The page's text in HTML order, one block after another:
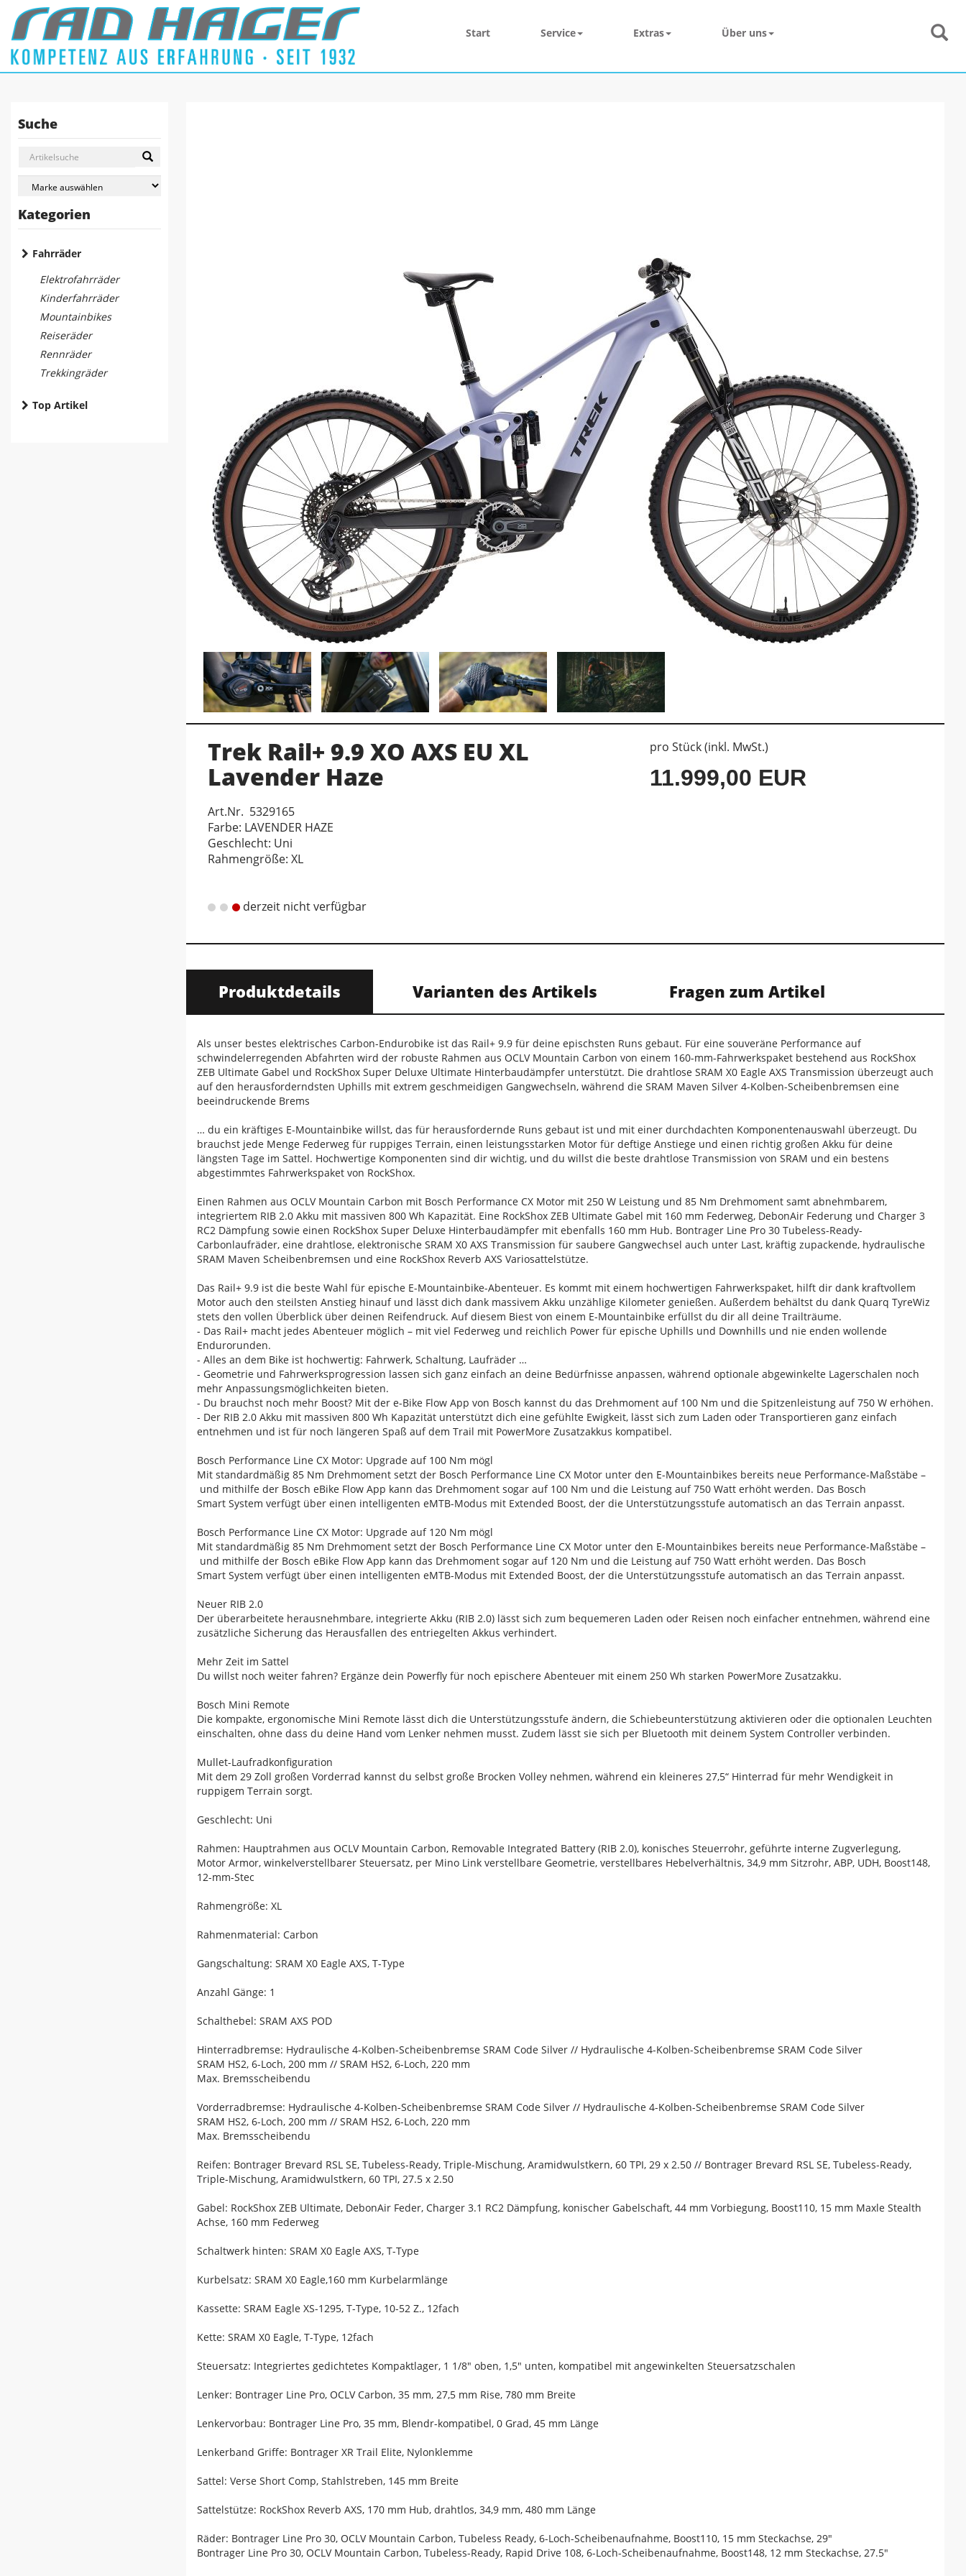
Start Service Extras Über uns
Suche
Kategorien
Fahrräder
Elektrofahrräder
Kinderfahrräder
Mountainbikes
Reiseräder
Rennräder
Trekkingräder
Top Artikel
Trek Rail+ 9.9 XO AXS EU XL
Lavender Haze
Art.Nr. 5329165
Farbe: LAVENDER HAZE
Geschlecht: Uni
Rahmengröße: XL
derzeit nicht verfügbar
pro Stück (inkl. MwSt.)
11.999,00 EUR
Produktdetails Varianten des Artikels Fragen zum Artikel
Als unser bestes elektrisches Carbon-Endurobike ist das Rail+ 9.9 für deine epischsten Runs gebaut. Für eine souveräne Performance auf
schwindelerregenden Abfahrten wird der robuste Rahmen aus OCLV Mountain Carbon von einem 160-mm-Fahrwerkspaket bestehend aus RockShox
ZEB Ultimate Gabel und RockShox Super Deluxe Ultimate Hinterbaudämpfer unterstützt. Die drahtlose SRAM X0 Eagle AXS Transmission überzeugt auch
auf den herausforderndsten Uphills mit extrem geschmeidigen Gangwechseln, während die SRAM Maven Silver 4-Kolben-Scheibenbremsen eine
beeindruckende Brems
… du ein kräftiges E-Mountainbike willst, das für herausfordernde Runs gebaut ist und mit einer durchdachten Komponentenauswahl überzeugt. Du
brauchst jede Menge Federweg für ruppiges Terrain, einen leistungsstarken Motor für deftige Anstiege und einen richtig großen Akku für deine
längsten Tage im Sattel. Hochwertige Komponenten sind dir wichtig, und du willst die beste drahtlose Transmission von SRAM und ein bestens
abgestimmtes Fahrwerkspaket von RockShox.
Einen Rahmen aus OCLV Mountain Carbon mit Bosch Performance CX Motor mit 250 W Leistung und 85 Nm Drehmoment samt abnehmbarem,
integriertem RIB 2.0 Akku mit massiven 800 Wh Kapazität. Eine RockShox ZEB Ultimate Gabel mit 160 mm Federweg, DebonAir Federung und Charger 3
RC2 Dämpfung sowie einen RockShox Super Deluxe Hinterbaudämpfer mit ebenfalls 160 mm Hub. Bontrager Line Pro 30 Tubeless-Ready-
Carbonlaufräder, eine drahtlose, elektronische SRAM X0 AXS Transmission für saubere Gangwechsel auch unter Last, kräftig zupackende, hydraulische
SRAM Maven Scheibenbremsen und eine RockShox Reverb AXS Variosattelstütze.
Das Rail+ 9.9 ist die beste Wahl für epische E-Mountainbike-Abenteuer. Es kommt mit einem hochwertigen Fahrwerkspaket, hilft dir dank kraftvollem
Motor auch den steilsten Anstieg hinauf und lässt dich dank massivem Akku unzählige Kilometer genießen. Außerdem behältst du dank Quarq TyreWiz
stets den vollen Überblick über deinen Reifendruck. Auf diesem Biest von einem E-Mountainbike erfüllst du dir all deine Trailträume.
- Das Rail+ macht jedes Abenteuer möglich – mit viel Federweg und reichlich Power für epische Uphills und Downhills und nie enden wollende
Endurorunden.
- Alles an dem Bike ist hochwertig: Fahrwerk, Schaltung, Laufräder …
- Geometrie und Fahrwerksprogression lassen sich ganz einfach an deine Bedürfnisse anpassen, während optionale abgewinkelte Lagerschalen noch
mehr Anpassungsmöglichkeiten bieten.
- Du brauchst noch mehr Boost? Mit der e-Bike Flow App von Bosch kannst du das Drehmoment auf 100 Nm und die Spitzenleistung auf 750 W erhöhen.
- Der RIB 2.0 Akku mit massiven 800 Wh Kapazität unterstützt dich eine gefühlte Ewigkeit, lässt sich zum Laden oder Transportieren ganz einfach
entnehmen und ist für noch längeren Spaß auf dem Trail mit PowerMore Zusatzakkus kompatibel.
Bosch Performance Line CX Motor: Upgrade auf 100 Nm mögl
Mit standardmäßig 85 Nm Drehmoment setzt der Bosch Performance Line CX Motor unter den E-Mountainbikes bereits neue Performance-Maßstäbe –
und mithilfe der Bosch eBike Flow App kann das Drehmoment sogar auf 100 Nm und die Leistung auf 750 Watt erhöht werden. Das Bosch
Smart System verfügt über einen intelligenten eMTB-Modus mit Extended Boost, der die Unterstützungsstufe automatisch an das Terrain anpasst.
Bosch Performance Line CX Motor: Upgrade auf 120 Nm mögl
Mit standardmäßig 85 Nm Drehmoment setzt der Bosch Performance Line CX Motor unter den E-Mountainbikes bereits neue Performance-Maßstäbe –
und mithilfe der Bosch eBike Flow App kann das Drehmoment sogar auf 120 Nm und die Leistung auf 750 Watt erhöht werden. Das Bosch
Smart System verfügt über einen intelligenten eMTB-Modus mit Extended Boost, der die Unterstützungsstufe automatisch an das Terrain anpasst.
Neuer RIB 2.0
Der überarbeitete herausnehmbare, integrierte Akku (RIB 2.0) lässt sich zum bequemeren Laden oder Reisen noch einfacher entnehmen, während eine
zusätzliche Sicherung das Herausfallen des entriegelten Akkus verhindert.
Mehr Zeit im Sattel
Du willst noch weiter fahren? Ergänze dein Powerfly für noch epischere Abenteuer mit einem 250 Wh starken PowerMore Zusatzakku.
Bosch Mini Remote
Die kompakte, ergonomische Mini Remote lässt dich die Unterstützungsstufe ändern, die Schiebeunterstützung aktivieren oder die optionalen Leuchten
einschalten, ohne dass du deine Hand vom Lenker nehmen musst. Zudem lässt sie sich per Bluetooth mit deinem System Controller verbinden.
Mullet-Laufradkonfiguration
Mit dem 29 Zoll großen Vorderrad kannst du selbst große Brocken Volley nehmen, während ein kleineres 27,5“ Hinterrad für mehr Wendigkeit in
ruppigem Terrain sorgt.
Geschlecht: Uni
Rahmen: Hauptrahmen aus OCLV Mountain Carbon, Removable Integrated Battery (RIB 2.0), konisches Steuerrohr, geführte interne Zugverlegung,
Motor Armor, winkelverstellbarer Steuersatz, per Mino Link verstellbare Geometrie, verstellbares Hebelverhältnis, 34,9 mm Sitzrohr, ABP, UDH, Boost148,
12-mm-Stec
Rahmengröße: XL
Rahmenmaterial: Carbon
Gangschaltung: SRAM X0 Eagle AXS, T-Type
Anzahl Gänge: 1
Schalthebel: SRAM AXS POD
Hinterradbremse: Hydraulische 4-Kolben-Scheibenbremse SRAM Code Silver // Hydraulische 4-Kolben-Scheibenbremse SRAM Code Silver
SRAM HS2, 6-Loch, 200 mm // SRAM HS2, 6-Loch, 220 mm
Max. Bremsscheibendu
Vorderradbremse: Hydraulische 4-Kolben-Scheibenbremse SRAM Code Silver // Hydraulische 4-Kolben-Scheibenbremse SRAM Code Silver
SRAM HS2, 6-Loch, 200 mm // SRAM HS2, 6-Loch, 220 mm
Max. Bremsscheibendu
Reifen: Bontrager Brevard RSL SE, Tubeless-Ready, Triple-Mischung, Aramidwulstkern, 60 TPI, 29 x 2.50 // Bontrager Brevard RSL SE, Tubeless-Ready,
Triple-Mischung, Aramidwulstkern, 60 TPI, 27.5 x 2.50
Gabel: RockShox ZEB Ultimate, DebonAir Feder, Charger 3.1 RC2 Dämpfung, konischer Gabelschaft, 44 mm Vorbiegung, Boost110, 15 mm Maxle Stealth
Achse, 160 mm Federweg
Schaltwerk hinten: SRAM X0 Eagle AXS, T-Type
Kurbelsatz: SRAM X0 Eagle,160 mm Kurbelarmlänge
Kassette: SRAM Eagle XS-1295, T-Type, 10-52 Z., 12fach
Kette: SRAM X0 Eagle, T-Type, 12fach
Steuersatz: Integriertes gedichtetes Kompaktlager, 1 1/8" oben, 1,5" unten, kompatibel mit angewinkelten Steuersatzschalen
Lenker: Bontrager Line Pro, OCLV Carbon, 35 mm, 27,5 mm Rise, 780 mm Breite
Lenkervorbau: Bontrager Line Pro, 35 mm, Blendr-kompatibel, 0 Grad, 45 mm Länge
Lenkerband Griffe: Bontrager XR Trail Elite, Nylonklemme
Sattel: Verse Short Comp, Stahlstreben, 145 mm Breite
Sattelstütze: RockShox Reverb AXS, 170 mm Hub, drahtlos, 34,9 mm, 480 mm Länge
Räder: Bontrager Line Pro 30, OCLV Mountain Carbon, Tubeless Ready, 6-Loch-Scheibenaufnahme, Boost110, 15 mm Steckachse, 29"
Bontrager Line Pro 30, OCLV Mountain Carbon, Tubeless-Ready, Rapid Drive 108, 6-Loch-Scheibenaufnahme, Boost148, 12 mm Steckachse, 27.5"